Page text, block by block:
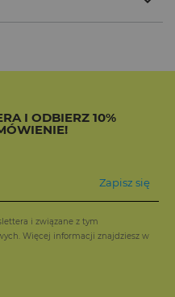
I ODBIERZ 10%
Zapisz się
i związane z tym
Więcej informacji znajdziesz w